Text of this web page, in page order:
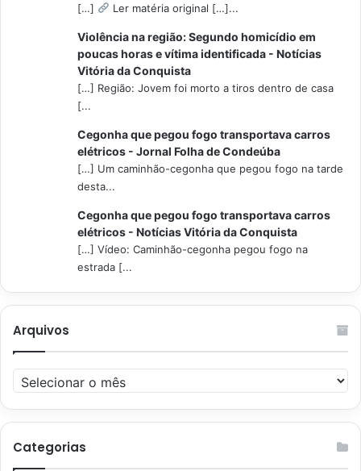
[…] Ler matéria original […]...
Violência na região: Segundo homicídio em
poucas horas e vítima identificada - Notícias
Vitória da Conquista
[…] Região: Jovem foi morto a tiros dentro de casa
[...
Cegonha que pegou fogo transportava carros
elétricos - Jornal Folha de Condeúba
[…] Um caminhão-cegonha que pegou fogo na tarde
desta...
Cegonha que pegou fogo transportava carros
elétricos - Notícias Vitória da Conquista
[…] Vídeo: Caminhão-cegonha pegou fogo na
estrada [...
Arquivos
Arquivos
Categorias